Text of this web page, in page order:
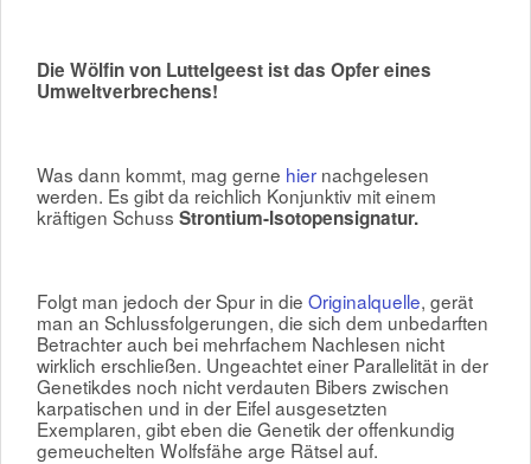
Die Wölfin von Luttelgeest ist das Opfer eines
Umweltverbrechens!
Was dann kommt, mag gerne hier nachgelesen
werden. Es gibt da reichlich Konjunktiv mit einem
kräftigen Schuss Strontium-Isotopensignatur.
Folgt man jedoch der Spur in die Originalquelle, gerät
man an Schlussfolgerungen, die sich dem unbedarften
Betrachter auch bei mehrfachem Nachlesen nicht
wirklich erschließen. Ungeachtet einer Parallelität in der
Genetikdes noch nicht verdauten Bibers zwischen
karpatischen und in der Eifel ausgesetzten
Exemplaren, gibt eben die Genetik der offenkundig
gemeuchelten Wolfsfähe arge Rätsel auf.